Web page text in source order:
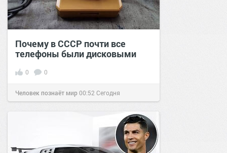
Почему в СССР почти все
телефоны были дисковыми
0 0
Человек познаёт мир00:52 Сегодня